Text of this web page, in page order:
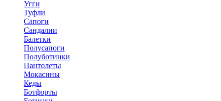
Угги
Туфли
Сапоги
Сандалии
Балетки
Полусапоги
Полуботинки
Пантолеты
Мокасины
Кеды
Ботфорты